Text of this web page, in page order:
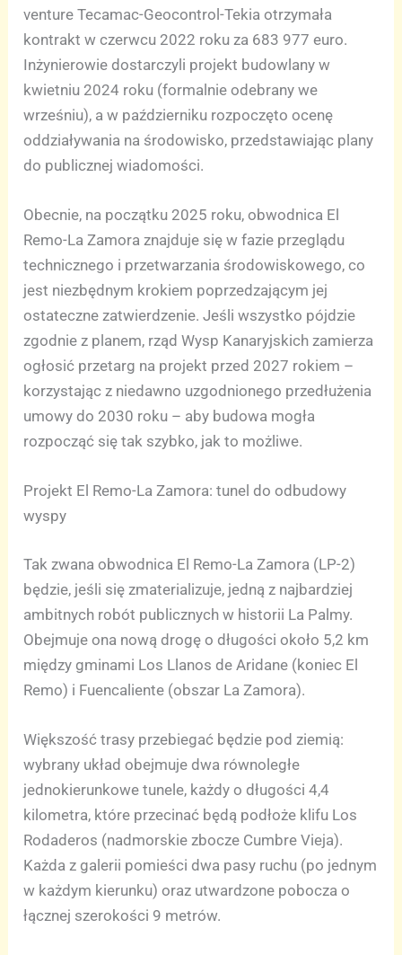
venture Tecamac-Geocontrol-Tekia otrzymała
kontrakt w czerwcu 2022 roku za 683 977 euro.
Inżynierowie dostarczyli projekt budowlany w
kwietniu 2024 roku (formalnie odebrany we
wrześniu), a w październiku rozpoczęto ocenę
oddziaływania na środowisko, przedstawiając plany
do publicznej wiadomości.
Obecnie, na początku 2025 roku, obwodnica El
Remo-La Zamora znajduje się w fazie przeglądu
technicznego i przetwarzania środowiskowego, co
jest niezbędnym krokiem poprzedzającym jej
ostateczne zatwierdzenie. Jeśli wszystko pójdzie
zgodnie z planem, rząd Wysp Kanaryjskich zamierza
ogłosić przetarg na projekt przed 2027 rokiem –
korzystając z niedawno uzgodnionego przedłużenia
umowy do 2030 roku – aby budowa mogła
rozpocząć się tak szybko, jak to możliwe.
Projekt El Remo-La Zamora: tunel do odbudowy
wyspy
Tak zwana obwodnica El Remo-La Zamora (LP-2)
będzie, jeśli się zmaterializuje, jedną z najbardziej
ambitnych robót publicznych w historii La Palmy.
Obejmuje ona nową drogę o długości około 5,2 km
między gminami Los Llanos de Aridane (koniec El
Remo) i Fuencaliente (obszar La Zamora).
Większość trasy przebiegać będzie pod ziemią:
wybrany układ obejmuje dwa równoległe
jednokierunkowe tunele, każdy o długości 4,4
kilometra, które przecinać będą podłoże klifu Los
Rodaderos (nadmorskie zbocze Cumbre Vieja).
Każda z galerii pomieści dwa pasy ruchu (po jednym
w każdym kierunku) oraz utwardzone pobocza o
łącznej szerokości 9 metrów.